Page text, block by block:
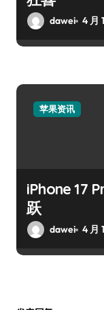
dawei 4 月
苹果资讯
iPhone 17
跃
dawei 4 月